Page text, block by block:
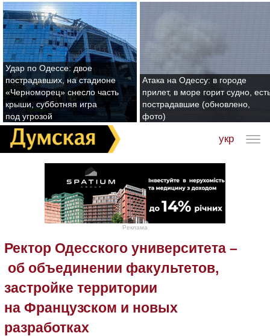
Удар по Одессе: двое
пострадавших, на стадионе
«Черноморец» снесло часть
крыши, субботняя игра
под угрозой
Атака на Одессу: в городе
прилет, в море горит судно,
пострадавшие (обновлено,
фото)
укр
Реклама
Ректор Одесского университета –
об объединении факультетов,
застройке территории
на Французском и новых
разработках